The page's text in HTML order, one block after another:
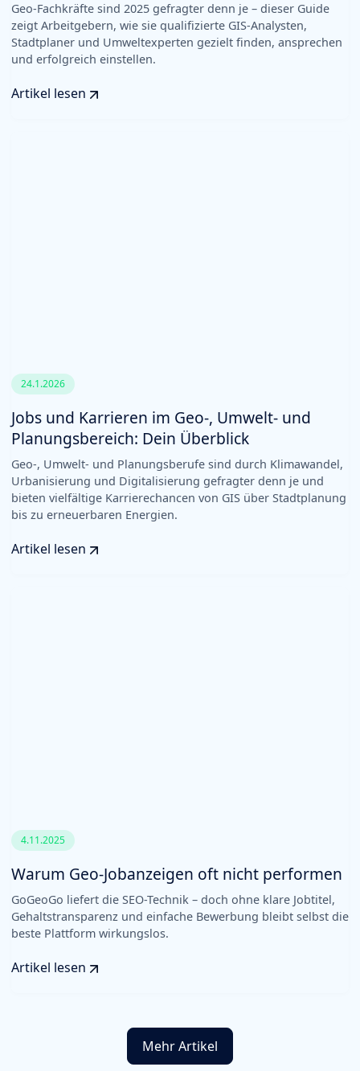
Geo-Fachkräfte sind 2025 gefragter denn je – dieser Guide
zeigt Arbeitgebern, wie sie qualifizierte GIS-Analysten,
Stadtplaner und Umweltexperten gezielt finden, ansprechen
und erfolgreich einstellen.
Artikel lesen
24.1.2026
Jobs und Karrieren im Geo-, Umwelt- und
Planungsbereich: Dein Überblick
Geo-, Umwelt- und Planungsberufe sind durch Klimawandel,
Urbanisierung und Digitalisierung gefragter denn je und
bieten vielfältige Karrierechancen von GIS über Stadtplanung
bis zu erneuerbaren Energien.
Artikel lesen
4.11.2025
Warum Geo-Jobanzeigen oft nicht performen
GoGeoGo liefert die SEO-Technik – doch ohne klare Jobtitel,
Gehaltstransparenz und einfache Bewerbung bleibt selbst die
beste Plattform wirkungslos.
Artikel lesen
Mehr Artikel